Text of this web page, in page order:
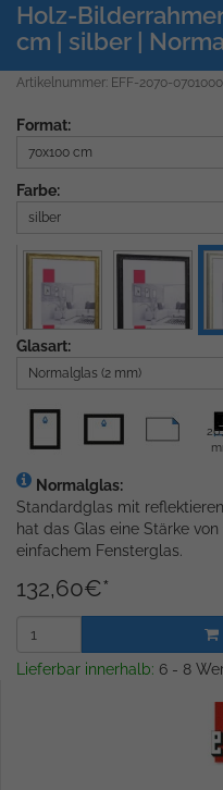
Holz-
cm | silber |
Artikelnummer: EFF-2070-
Format:
70x100 cm
Farbe:
silber
Glasart:
Normalglas (2 mm)
Normalglas:
Standardglas mit
hat das Glas eine Stärke
einfachem Fensterglas.
132,60€*
Lieferbar innerhalb: 6 - 8